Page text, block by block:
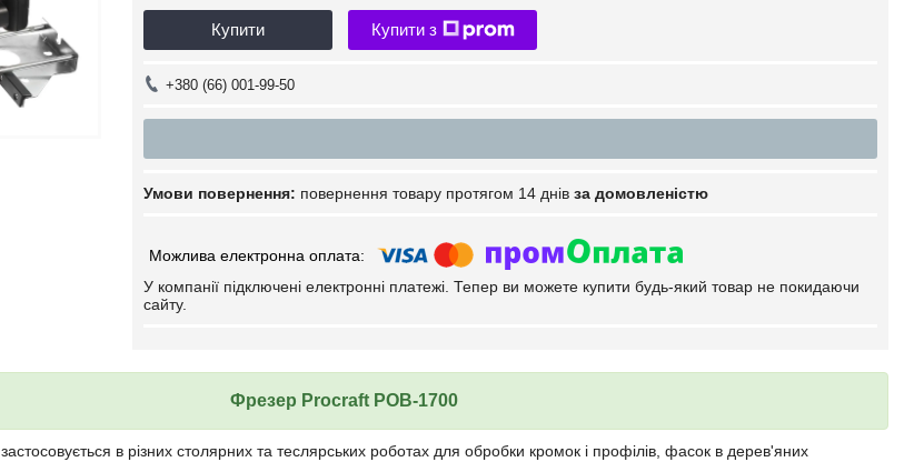
Купити Купити з
+380 (66) 001-99-50
повернення товару протягом 14 днів за домовленістю
У компанії підключені електронні платежі. Тепер ви можете купити будь-який товар не покидаючи
сайту.
Фрезер Procraft POB-1700
застосовується в різних столярних та теслярських роботах для обробки кромок і профілів, фасок в дерев'яних